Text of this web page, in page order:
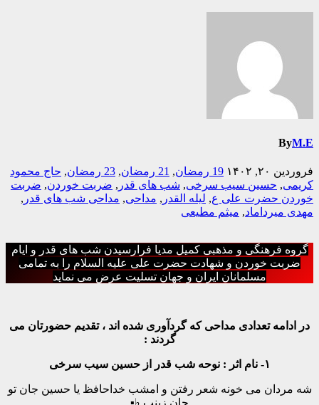
ByM.E
فروردین ۲۰, ۱۴۰۲ 19 رمضان , 21 رمضان , 23 رمضان , حاج محمود
کریمی, حسین سیب سرخی, شب های قدر , ضربت خوردن, ضربت
خوردن حضرت علی ع, لیله القدر , مداحی, مداحی شب های قدر ,
مهدی میرداماد, میثم مطیعی
گروه فرهنگی و مذهبی کمیل مدیا فرارسیدن شب های قدر و ایام
ضربت خوردن و شهادت حضرت علی علیه السلام را به تمامی
مسلمانان ایران و جهان تسلیت عرض می نماید
در ادامه تعدادی مداحی که گردآوری شده اند ، تقدیم حضورتان می
گردند :
۱- نام اثر : نوحه شب قدر از حسین سیب سرخی
شه مردان می خونه شعر رفتن و امشب خداحافظ یا حسین جان تو